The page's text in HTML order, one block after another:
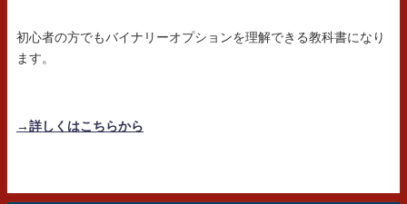
初心者の方でもバイナリーオプションを理解できる教科書になり
ます。
→詳しくはこちらから